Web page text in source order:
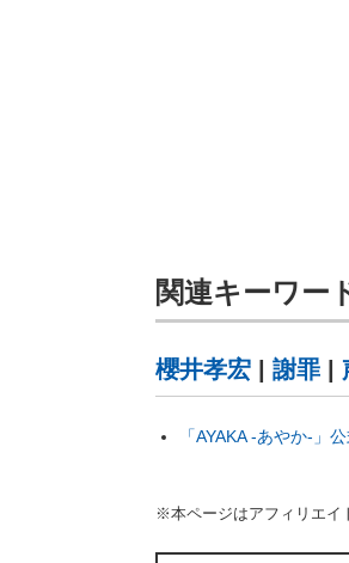
関連キーワー
櫻井孝宏 謝罪
「AYAKA ‐あやか‐」
※本ページはアフィリエイ